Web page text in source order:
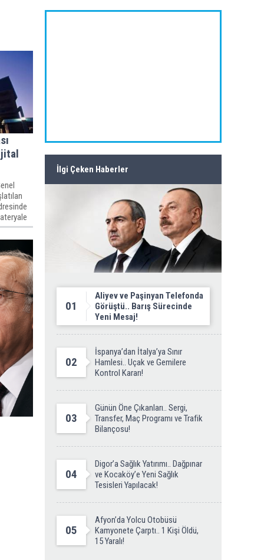
İlgi Çeken Haberler
01
Aliyev ve Paşinyan Telefonda
Görüştü.. Barış Sürecinde
Yeni Mesaj!
02
İspanya’dan İtalya’ya Sınır
Hamlesi.. Uçak ve Gemilere
Kontrol Kararı!
03
Günün Öne Çıkanları.. Sergi,
Transfer, Maç Programı ve Trafik
Bilançosu!
04
Digor’a Sağlık Yatırımı.. Dağpınar
ve Kocaköy’e Yeni Sağlık
Tesisleri Yapılacak!
05
Afyon’da Yolcu Otobüsü
Kamyonete Çarptı.. 1 Kişi Öldü,
15 Yaralı!